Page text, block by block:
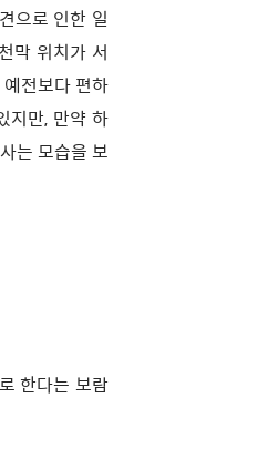
으로 인한 일
막 위치가 서
전보다 편하
지만, 만약 하
는 모습을 보
한다는 보람